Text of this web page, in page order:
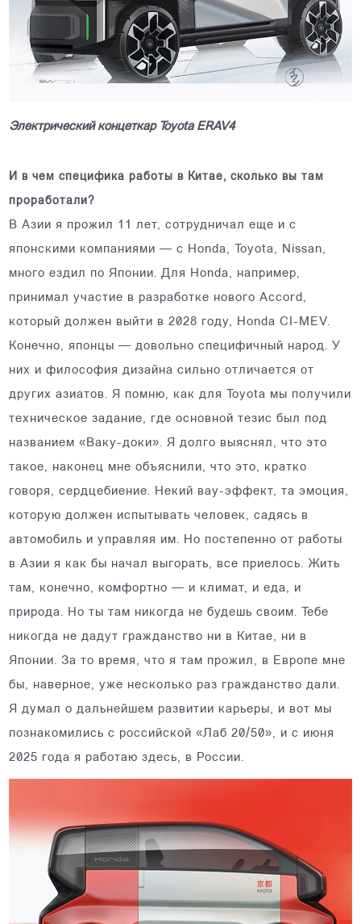
Электрический концеткар Toyota ERAV4
И в чем специфика работы в Китае, сколько вы там
проработали?
В Азии я прожил 11 лет, сотрудничал еще и с
японскими компаниями — с Honda, Toyota, Nissan,
много ездил по Японии. Для Honda, например,
принимал участие в разработке нового Accord,
который должен выйти в 2028 году, Honda CI-MEV.
Конечно, японцы — довольно специфичный народ. У
них и философия дизайна сильно отличается от
других азиатов. Я помню, как для Toyota мы получили
техническое задание, где основной тезис был под
названием «Ваку-доки». Я долго выяснял, что это
такое, наконец мне объяснили, что это, кратко
говоря, сердцебиение. Некий вау-эффект, та эмоция,
которую должен испытывать человек, садясь в
автомобиль и управляя им. Но постепенно от работы
в Азии я как бы начал выгорать, все приелось. Жить
там, конечно, комфортно — и климат, и еда, и
природа. Но ты там никогда не будешь своим. Тебе
никогда не дадут гражданство ни в Китае, ни в
Японии. За то время, что я там прожил, в Европе мне
бы, наверное, уже несколько раз гражданство дали.
Я думал о дальнейшем развитии карьеры, и вот мы
познакомились с российской «Лаб 20/50», и с июня
2025 года я работаю здесь, в России.